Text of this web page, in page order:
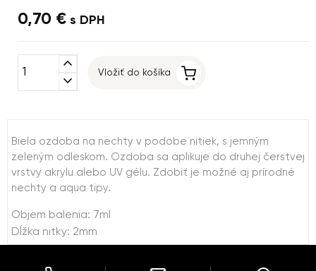
0,70 € s DPH
expand_less
expand_more
Vložiť do košíka
Biela ozdoba na nechty v podobe nitiek, s jemným
zeleným odleskom. Ozdoba sa aplikuje do druhej čerstvej
vrstvy akrylu alebo UV gélu. Zdobiť je možné aj prírodné
nechty a aqua tipy.
Objem balenia: 7ml
Dĺžka nitky: 2mm